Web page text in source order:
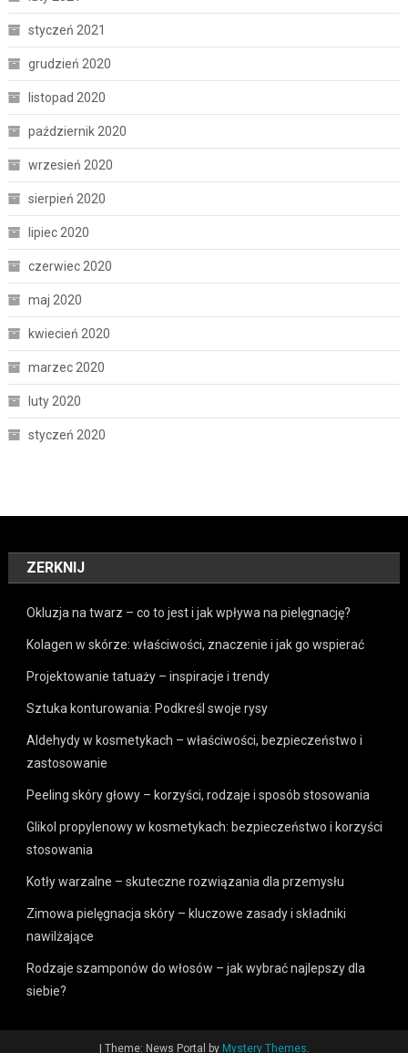
styczeń 2021
grudzień 2020
listopad 2020
październik 2020
wrzesień 2020
sierpień 2020
lipiec 2020
czerwiec 2020
maj 2020
kwiecień 2020
marzec 2020
luty 2020
styczeń 2020
ZERKNIJ
Okluzja na twarz – co to jest i jak wpływa na pielęgnację?
Kolagen w skórze: właściwości, znaczenie i jak go wspierać
Projektowanie tatuaży – inspiracje i trendy
Sztuka konturowania: Podkreśl swoje rysy
Aldehydy w kosmetykach – właściwości, bezpieczeństwo i
zastosowanie
Peeling skóry głowy – korzyści, rodzaje i sposób stosowania
Glikol propylenowy w kosmetykach: bezpieczeństwo i korzyści
stosowania
Kotły warzalne – skuteczne rozwiązania dla przemysłu
Zimowa pielęgnacja skóry – kluczowe zasady i składniki
nawilżające
Rodzaje szamponów do włosów – jak wybrać najlepszy dla
siebie?
| Theme: News Portal by Mystery Themes.